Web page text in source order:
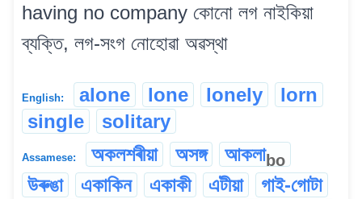
having no company কোনো লগ নাইকিয়া
ব্যক্তি, লগ-সংগ নোহোৱা অৱস্থা
English: alone lone lonely
lorn
single
solitary
Assamese: অকলশৰীয়া অসঙ্গ আকলাbo
উৰুঙা একাকিন একাকী এটীয়া
গাই-গোটা